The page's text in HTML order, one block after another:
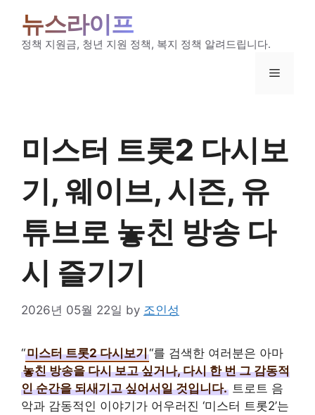
content
뉴스라이프
정책 지원금, 청년 지원 정책, 복지 정책 알려드립니다.
Menu
미스터 트롯2 다시보
기, 웨이브, 시즌, 유
튜브로 놓친 방송 다
시 즐기기
2026년 05월 22일 by 조인성
“미스터 트롯2 다시보기“를 검색한 여러분은 아마
놓친 방송을 다시 보고 싶거나, 다시 한 번 그 감동적
인 순간을 되새기고 싶어서일 것입니다. 트로트 음
악과 감동적인 이야기가 어우러진 ‘미스터 트롯2’는